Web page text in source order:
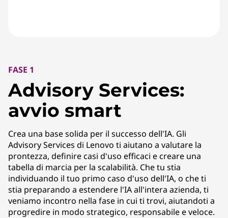
FASE 1
Advisory Services:
avvio smart
Crea una base solida per il successo dell'IA. Gli
Advisory Services di Lenovo ti aiutano a valutare la
prontezza, definire casi d'uso efficaci e creare una
tabella di marcia per la scalabilità. Che tu stia
individuando il tuo primo caso d'uso dell'IA, o che ti
stia preparando a estendere l'IA all'intera azienda, ti
veniamo incontro nella fase in cui ti trovi, aiutandoti a
progredire in modo strategico, responsabile e veloce.